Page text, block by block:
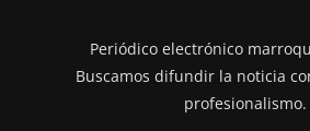
Periódico electrónico
Buscamos difundir la noticia
profesionalismo.